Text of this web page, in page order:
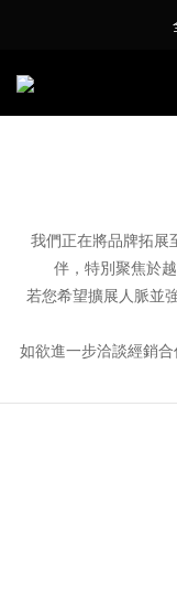
我們正在將品牌拓展
伴，特別聚焦於
若您希望擴展人脈並
如欲進一步洽談經銷